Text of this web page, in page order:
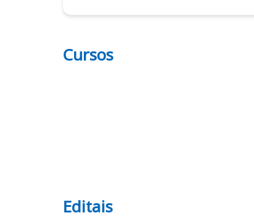
Cursos
Editais
Editais